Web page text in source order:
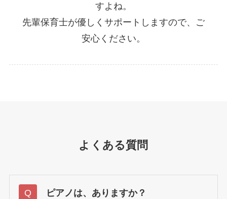
すよね。
先輩保育士が優しくサポートしますので、ご
安心ください。
よくある質問
ピアノは、ありますか？